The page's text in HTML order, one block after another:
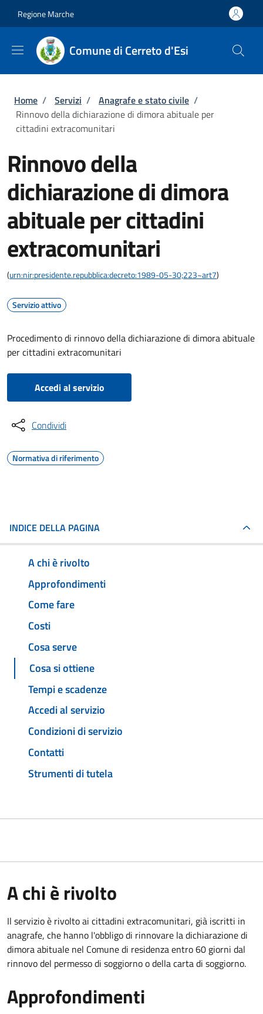
Regione Marche
Comune di Cerreto d'Esi
Briciole di pane
Home / Servizi / Anagrafe e stato civile /
Rinnovo della dichiarazione di dimora abituale per
cittadini extracomunitari
Rinnovo della
dichiarazione di dimora
abituale per cittadini
extracomunitari
(urn:nir:presidente.repubblica:decreto:1989-05-30;223~art7)
Servizio attivo
Procedimento di rinnovo della dichiarazione di dimora abituale
per cittadini extracomunitari
Accedi al servizio
Condividi
Normativa di riferimento
INDICE DELLA PAGINA
A chi è rivolto
Approfondimenti
Come fare
Costi
Cosa serve
Cosa si ottiene
Tempi e scadenze
Accedi al servizio
Condizioni di servizio
Contatti
Strumenti di tutela
A chi è rivolto
Il servizio è rivolto ai cittadini extracomunitari, già iscritti in
anagrafe, che hanno l'obbligo di rinnovare la dichiarazione di
dimora abituale nel Comune di residenza entro 60 giorni dal
rinnovo del permesso di soggiorno o della carta di soggiorno.
Approfondimenti